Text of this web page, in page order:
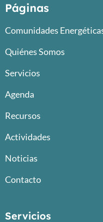
Páginas
Comunidades
Quiénes Somos
Servicios
Agenda
Recursos
Actividades
Noticias
Contacto
Servicios